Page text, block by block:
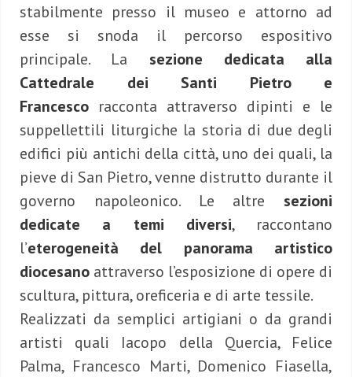
stabilmente presso il museo e attorno ad
esse si snoda il percorso espositivo
principale. La sezione dedicata alla
Cattedrale dei Santi Pietro e
Francesco racconta attraverso dipinti e le
suppellettili liturgiche la storia di due degli
edifici più antichi della città, uno dei quali, la
pieve di San Pietro, venne distrutto durante il
governo napoleonico. Le altre sezioni
dedicate a temi diversi, raccontano
l’eterogeneità del panorama artistico
diocesano attraverso l’esposizione di opere di
scultura, pittura, oreficeria e di arte tessile.
Realizzati da semplici artigiani o da grandi
artisti quali Iacopo della Quercia, Felice
Palma, Francesco Marti, Domenico Fiasella,